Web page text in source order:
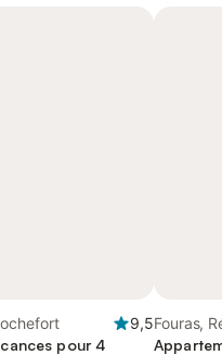
9,5
pour 4
Fouras,